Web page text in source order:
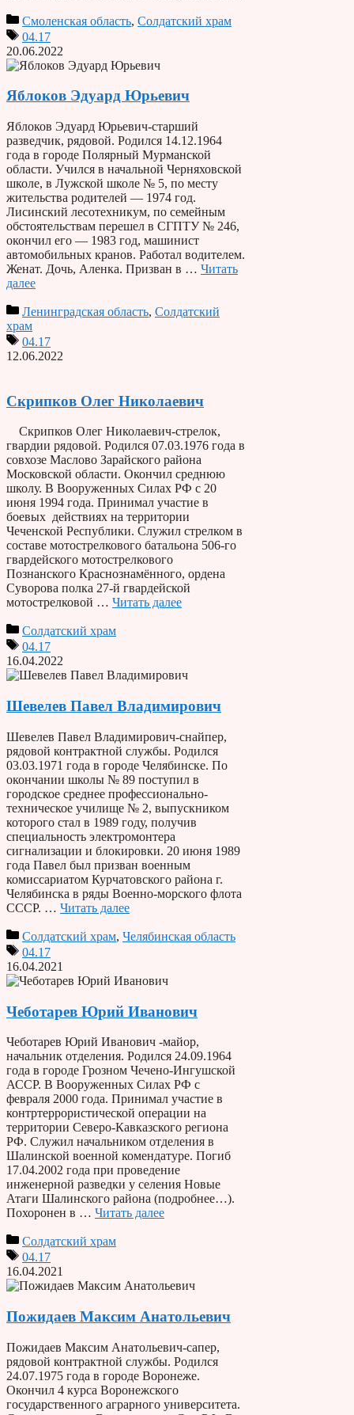
Смоленская область, Солдатский храм
04.17
20.06.2022
Яблоков Эдуард Юрьевич
Яблоков Эдуард Юрьевич-старший
разведчик, рядовой. Родился 14.12.1964
года в городе Полярный Мурманской
области. Учился в начальной Черняховской
школе, в Лужской школе № 5, по месту
жительства родителей — 1974 год.
Лисинский лесотехникум, по семейным
обстоятельствам перешел в СГПТУ № 246,
окончил его — 1983 год, машинист
автомобильных кранов. Работал водителем.
Женат. Дочь, Аленка. Призван в … Читать
далее
Ленинградская область, Солдатский
храм
04.17
12.06.2022
Скрипков Олег Николаевич
Скрипков Олег Николаевич-стрелок,
гвардии рядовой. Родился 07.03.1976 года в
совхозе Маслово Зарайского района
Московской области. Окончил среднюю
школу. В Вооруженных Силах РФ с 20
июня 1994 года. Принимал участие в
боевых действиях на территории
Чеченской Республики. Служил стрелком в
составе мотострелкового батальона 506-го
гвардейского мотострелкового
Познанского Краснознамённого, ордена
Суворова полка 27-й гвардейской
мотострелковой … Читать далее
Солдатский храм
04.17
16.04.2022
Шевелев Павел Владимирович
Шевелев Павел Владимирович-снайпер,
рядовой контрактной службы. Родился
03.03.1971 года в городе Челябинске. По
окончании школы № 89 поступил в
городское среднее профессионально-
техническое училище № 2, выпускником
которого стал в 1989 году, получив
специальность электромонтера
сигнализации и блокировки. 20 июня 1989
года Павел был призван военным
комиссариатом Курчатовского района г.
Челябинска в ряды Военно-морского флота
СССР. … Читать далее
Солдатский храм, Челябинская область
04.17
16.04.2021
Чеботарев Юрий Иванович
Чеботарев Юрий Иванович -майор,
начальник отделения. Родился 24.09.1964
года в городе Грозном Чечено-Ингушской
АССР. В Вооруженных Силах РФ с
февраля 2000 года. Принимал участие в
контртеррористической операции на
территории Северо-Кавказского региона
РФ. Служил начальником отделения в
Шалинской военной комендатуре. Погиб
17.04.2002 года при проведение
инженерной разведки у селения Новые
Атаги Шалинского района (подробнее…).
Похоронен в … Читать далее
Солдатский храм
04.17
16.04.2021
Пожидаев Максим Анатольевич
Пожидаев Максим Анатольевич-сапер,
рядовой контрактной службы. Родился
24.07.1975 года в городе Воронеже.
Окончил 4 курса Воронежского
государственного аграрного университета.